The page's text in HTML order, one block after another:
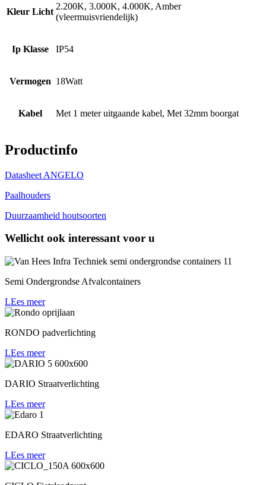
Kleur Licht
2.200K, 3.000K, 4.000K, Amber
(vleermuisvriendelijk)
Ip Klasse IP54
Vermogen 18Watt
Kabel Met 1 meter uitgaande kabel, Met 32mm boorgat
Productinfo
Datasheet ANGELO
Paalhouders
Duurzaamheid houtsoorten
Wellicht ook interessant voor u
Semi Ondergrondse Afvalcontainers
LEes meer
RONDO padverlichting
LEes meer
DARIO Straatverlichting
LEes meer
EDARO Straatverlichting
LEes meer